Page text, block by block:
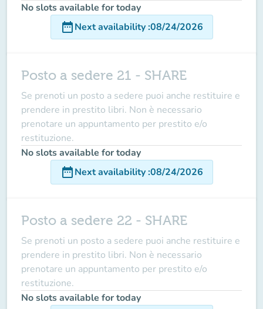
No slots available for today
date_rangeNext availability:08/24/2026
Posto a sedere 21 - SHARE
Se prenoti un posto a sedere puoi anche restituire e
prendere in prestito libri. Non è necessario
prenotare un appuntamento per prestito e/o
restituzione.
No slots available for today
date_rangeNext availability:08/24/2026
Posto a sedere 22 - SHARE
Se prenoti un posto a sedere puoi anche restituire e
prendere in prestito libri. Non è necessario
prenotare un appuntamento per prestito e/o
restituzione.
No slots available for today